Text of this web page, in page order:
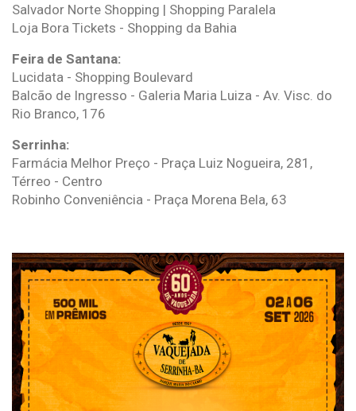
Salvador Norte Shopping | Shopping Paralela
Loja Bora Tickets - Shopping da Bahia
Feira de Santana:
Lucidata - Shopping Boulevard
Balcão de Ingresso - Galeria Maria Luiza - Av. Visc. do
Rio Branco, 176
Serrinha:
Farmácia Melhor Preço - Praça Luiz Nogueira, 281,
Térreo - Centro
Robinho Conveniência - Praça Morena Bela, 63